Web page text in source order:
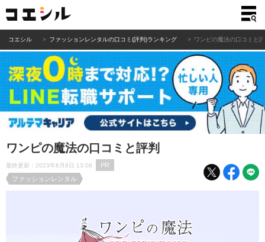
コエシル ファッションレンタルの口コミ(評判)ランキング ワンピの魔法の口コミと
ワンピの魔法の口コミと評判
最終更新：2023年8月8日 13:08
PR
ファッションレンタル